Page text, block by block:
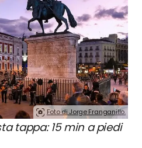
Foto di Jorge Franganillo.
tappa: 15 min a piedi